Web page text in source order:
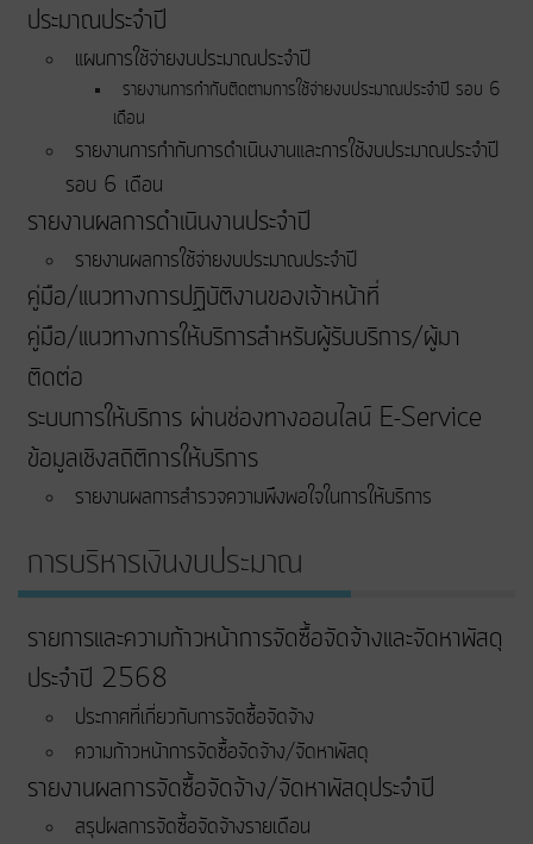
ประมาณประจําปี
แผนการใช้จ่ายงบประมาณประจำปี
รายงานการกำกับติดตามการใช้จ่ายงบประมาณประจำปี รอบ 6
เดือน
รายงานการกำกับการดำเนินงานและการใช้งบประมาณประจำปี
รอบ 6 เดือน
รายงานผลการดำเนินงานประจำปี
รายงานผลการใช้จ่ายงบประมาณประจำปี
คู่มือ/แนวทางการปฏิบัติงานของเจ้าหน้าที่
คู่มือ/แนวทางการให้บริการสำหรับผู้รับบริการ/ผู้มา
ติดต่อ
ระบบการให้บริการ ผ่านช่องทางออนไลน์ E-Service
ข้อมูลเชิงสถิติการให้บริการ
รายงานผลการสำรวจความพึงพอใจในการให้บริการ
การบริหารเงินงบประมาณ
รายการและความก้าวหน้าการจัดซื้อจัดจ้างและจัดหาพัสดุ
ประจำปี 2568
ประกาศที่เกี่ยวกับการจัดซื้อจัดจ้าง
ความก้าวหน้าการจัดซื้อจัดจ้าง/จัดหาพัสดุ
รายงานผลการจัดซื้อจัดจ้าง/จัดหาพัสดุประจำปี
สรุปผลการจัดซื้อจัดจ้างรายเดือน